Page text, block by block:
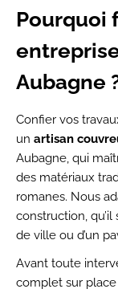
Pourquoi
Aubagne
Confier vos
un artisan
Aubagne, qui
des matériaux
romanes. Nous
construction, qu’il
de ville ou d’un
Avant toute
complet sur